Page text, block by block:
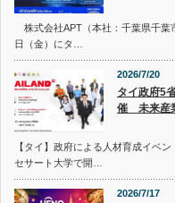
株式会社APT（本社：千葉県千葉
日（金）にタ…
2026/7/20
タイ政府5
催 未来産
【タイ】政府による人材育成イベ
セサート大学で開…
2026/7/17